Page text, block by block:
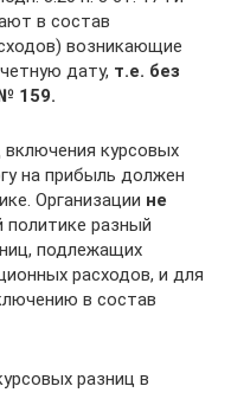
в состав
возникающие
дату, т.е. без
159.
курсовых
на прибыль должен
Организации не
политике разный
подлежащих
расходов, и для
в состав
разниц в